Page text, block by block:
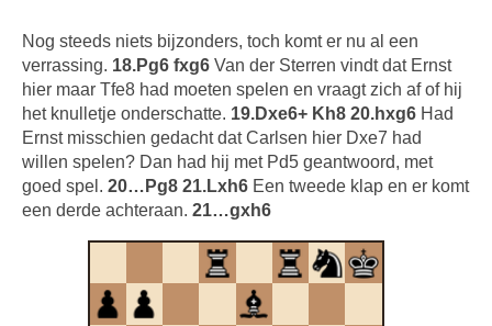
Nog steeds niets bijzonders, toch komt er nu al een
verrassing. 18.Pg6 fxg6 Van der Sterren vindt dat Ernst
hier maar Tfe8 had moeten spelen en vraagt zich af of hij
het knulletje onderschatte. 19.Dxe6+ Kh8 20.hxg6 Had
Ernst misschien gedacht dat Carlsen hier Dxe7 had
willen spelen? Dan had hij met Pd5 geantwoord, met
goed spel. 20…Pg8 21.Lxh6 Een tweede klap en er komt
een derde achteraan. 21…gxh6